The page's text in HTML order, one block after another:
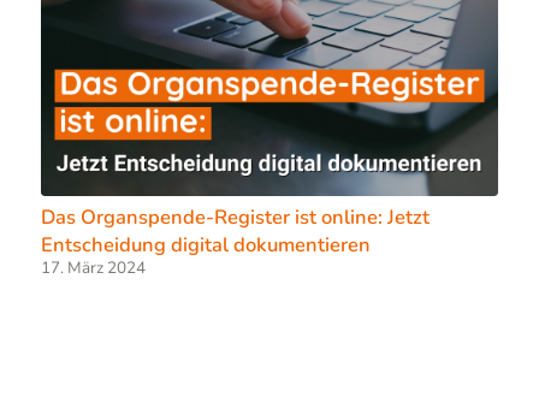
Das Organspende-Register ist online: Jetzt
Entscheidung digital dokumentieren
17. März 2024